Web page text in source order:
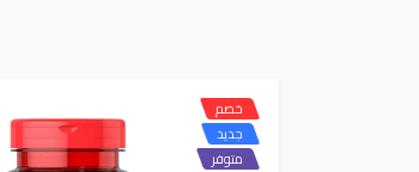
خصم
جديد
متوفر